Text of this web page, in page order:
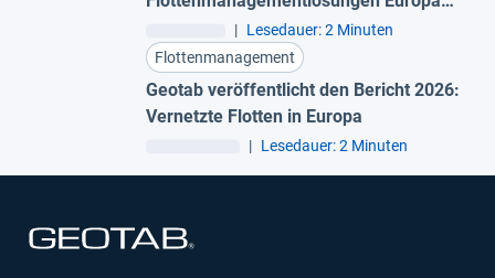
| Lesedauer: 2 Minuten
Flottenmanagement
Geotab veröffentlicht den Bericht 2026:
Vernetzte Flotten in Europa
| Lesedauer: 2 Minuten